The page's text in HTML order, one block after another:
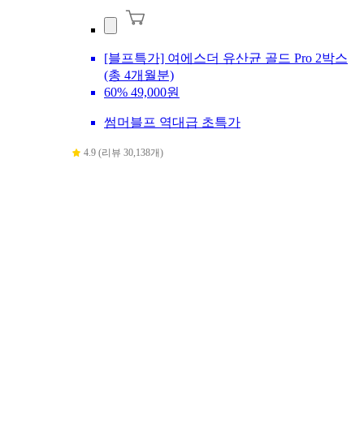
[블프특가] 여에스더 유산균 골드 Pro 2박스
(총 4개월분)
60% 49,000원
썸머블프 역대급 초특가
4.9 (리뷰 30,138개)